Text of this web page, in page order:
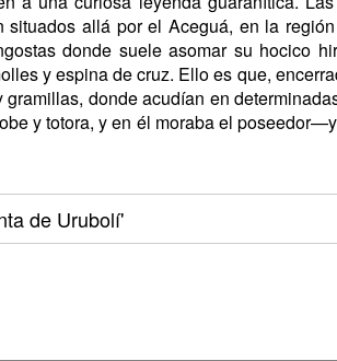
allá por el Aceguá, en la
donde suele asomar su hocico
y espina de cruz. Ello es que,
donde acudían en
y totora, y en él moraba el
de Urubolí'